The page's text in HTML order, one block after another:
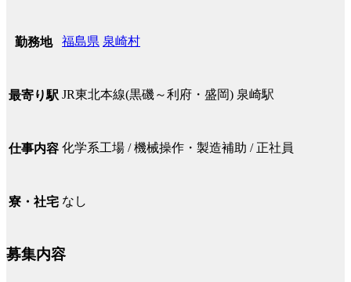
勤務地 福島県 泉崎村
最寄り駅 JR東北本線(黒磯～利府・盛岡) 泉崎駅
仕事内容 化学系工場 / 機械操作・製造補助 / 正社員
寮・社宅 なし
募集内容